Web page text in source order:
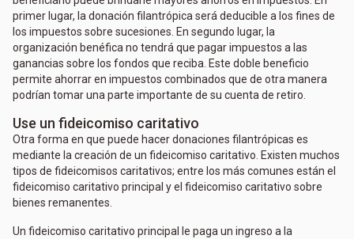
primer lugar, la donación filantrópica será deducible a los fines de
los impuestos sobre sucesiones. En segundo lugar, la
organización benéfica no tendrá que pagar impuestos a las
ganancias sobre los fondos que reciba. Este doble beneficio
permite ahorrar en impuestos combinados que de otra manera
podrían tomar una parte importante de su cuenta de retiro.
Use un fideicomiso caritativo
Otra forma en que puede hacer donaciones filantrópicas es
mediante la creación de un fideicomiso caritativo. Existen muchos
tipos de fideicomisos caritativos; entre los más comunes están el
fideicomiso caritativo principal y el fideicomiso caritativo sobre
bienes remanentes.
Un fideicomiso caritativo principal le paga un ingreso a la